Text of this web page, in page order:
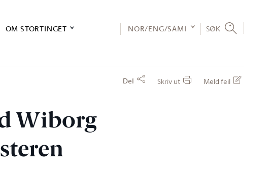
OM STORTINGET NOR/ENG/SÁMI SØK
Del Skriv ut Meld feil
Wiborg